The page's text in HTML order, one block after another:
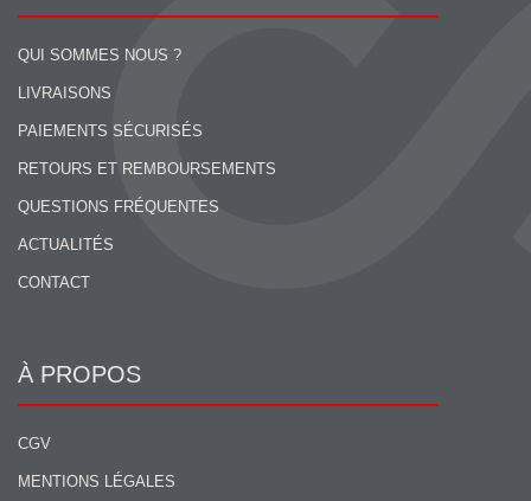
QUI SOMMES NOUS ?
LIVRAISONS
PAIEMENTS SÉCURISÉS
RETOURS ET REMBOURSEMENTS
QUESTIONS FRÉQUENTES
ACTUALITÉS
CONTACT
À PROPOS
CGV
MENTIONS LÉGALES